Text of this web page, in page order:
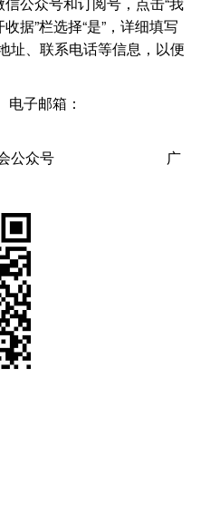
据”栏选择“是”，详细填写
址、联系电话等信息，以便
子邮箱：
利基金会公众号 广